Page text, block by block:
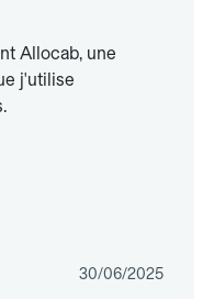
Allocab, une
j'utilise
30/06/2025